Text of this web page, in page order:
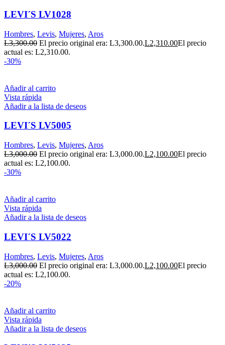
LEVI´S LV1028
Hombres, Levis, Mujeres, Aros
L3,300.00 El precio original era: L3,300.00.L2,310.00El precio
actual es: L2,310.00.
-30%
Añadir al carrito
Vista rápida
Añadir a la lista de deseos
LEVI´S LV5005
Hombres, Levis, Mujeres, Aros
L3,000.00 El precio original era: L3,000.00.L2,100.00El precio
actual es: L2,100.00.
-30%
Añadir al carrito
Vista rápida
Añadir a la lista de deseos
LEVI´S LV5022
Hombres, Levis, Mujeres, Aros
L3,000.00 El precio original era: L3,000.00.L2,100.00El precio
actual es: L2,100.00.
-20%
Añadir al carrito
Vista rápida
Añadir a la lista de deseos